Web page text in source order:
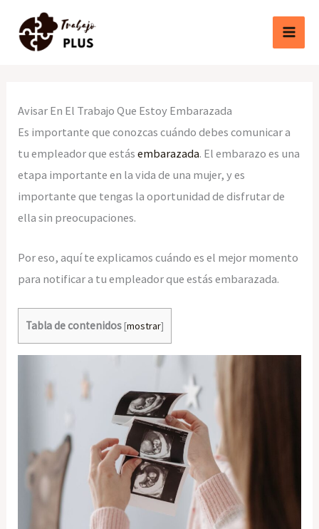
contenido
Avisar En El Trabajo Que Estoy Embarazada
Es importante que conozcas cuándo debes comunicar a
tu empleador que estásembarazada. El embarazo es una
etapa importante en la vida de una mujer, y es
importante que tengas la oportunidad de disfrutar de
ella sin preocupaciones.
Por eso, aquí te explicamos cuándo es el mejor momento
para notificar a tu empleador que estás embarazada.
Tabla de contenidos [mostrar]